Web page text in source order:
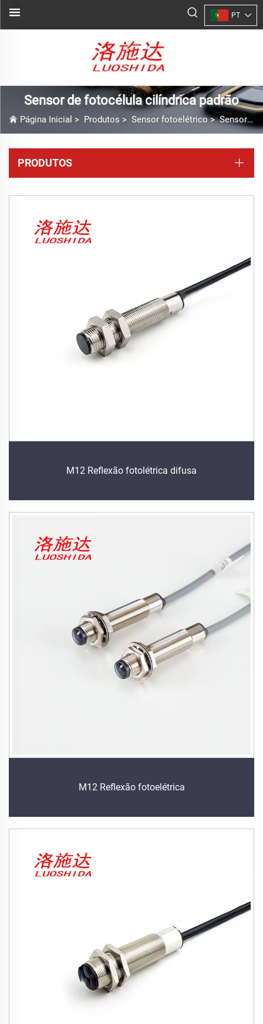
PT
Sensor de fotocélula cilíndrica padrão
Página Inicial > Produtos > Sensor fotoelétrico>Sensor de fotocélula cilíndrica padrão
PRODUTOS
M12 Reflexão fotolétrica difusa
M12 Reflexão fotoelétrica